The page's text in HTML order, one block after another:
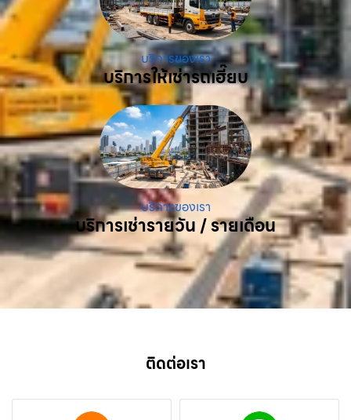
บริการของเรา
บริการให้เช่ารถเฮี๊ยบ
บริการของเรา
บริการเช่ารายวัน / รายเดือน
ติดต่อเรา